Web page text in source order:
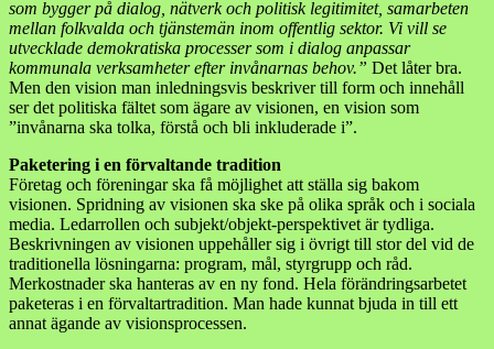
som bygger på dialog, nätverk och politisk legitimitet, samarbeten
mellan folkvalda och tjänstemän inom offentlig sektor. Vi vill se
utvecklade demokratiska processer som i dialog anpassar
kommunala verksamheter efter invånarnas behov.” Det låter bra.
Men den vision man inledningsvis beskriver till form och innehåll
ser det politiska fältet som ägare av visionen, en vision som
”invånarna ska tolka, förstå och bli inkluderade i”.
Paketering i en förvaltande tradition
Företag och föreningar ska få möjlighet att ställa sig bakom
visionen. Spridning av visionen ska ske på olika språk och i sociala
media. Ledarrollen och subjekt/objekt-perspektivet är tydliga.
Beskrivningen av visionen uppehåller sig i övrigt till stor del vid de
traditionella lösningarna: program, mål, styrgrupp och råd.
Merkostnader ska hanteras av en ny fond. Hela förändringsarbetet
paketeras i en förvaltartradition. Man hade kunnat bjuda in till ett
annat ägande av visionsprocessen.